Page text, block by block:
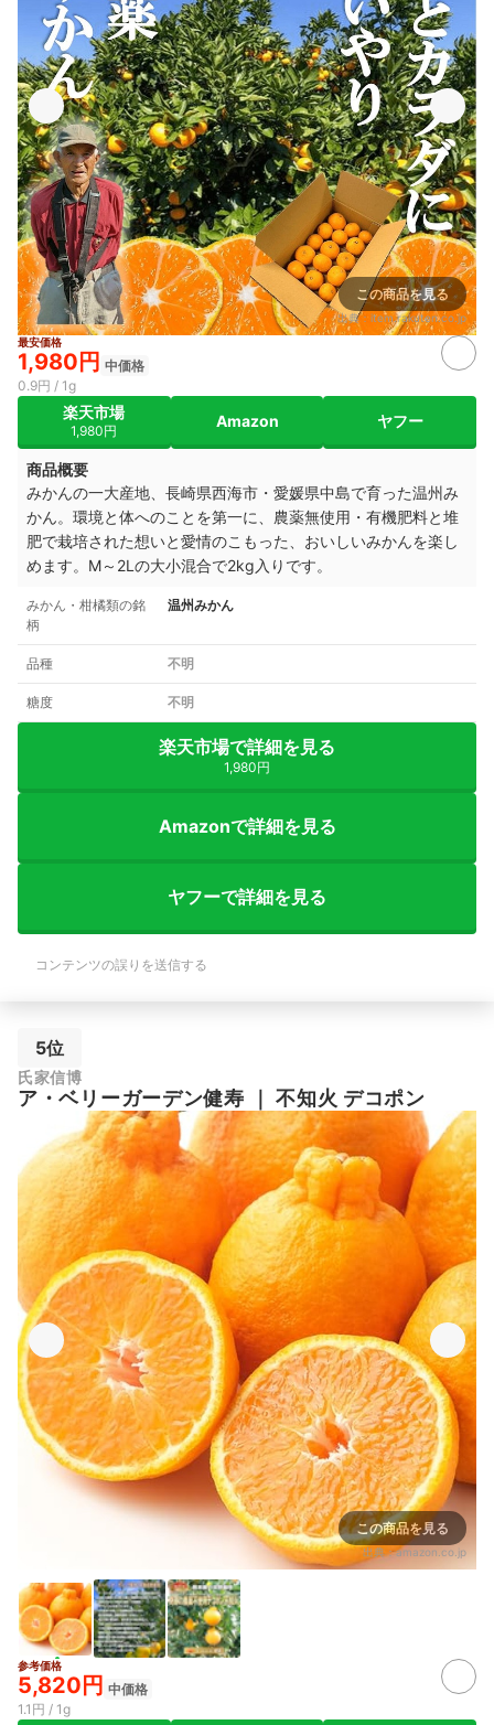
この商品を見る
出典： item.rakuten.co.jp
最安価格
1,980円 中価格
0.9円 / 1g
楽天市場
1,980円
Amazon ヤフー
商品概要
みかんの一大産地、長崎県西海市・愛媛県中島で育った温州み
かん。環境と体へのことを第一に、農薬無使用・有機肥料と堆
肥で栽培された想いと愛情のこもった、おいしいみかんを楽し
めます。M～2Lの大小混合で2kg入りです。
みかん・柑橘類の銘
柄
温州みかん
品種 不明
糖度 不明
楽天市場で詳細を見る
1,980円
Amazonで詳細を見る
ヤフーで詳細を見る
コンテンツの誤りを送信する
5位
氏家信博
ア・ベリーガーデン健寿 ｜不知火 デコポン
この商品を見る
出典：amazon.co.jp
参考価格
5,820円 中価格
1.1円 / 1g